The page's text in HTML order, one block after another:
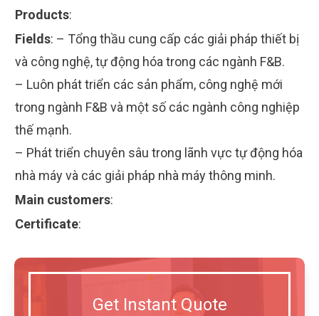
Products:
Fields: – Tổng thầu cung cấp các giải pháp thiết bị
và công nghệ, tự động hóa trong các ngành F&B.
– Luôn phát triển các sản phẩm, công nghệ mới
trong ngành F&B và một số các ngành công nghiệp
thế mạnh.
– Phát triển chuyên sâu trong lãnh vực tự động hóa
nhà máy và các giải pháp nhà máy thông minh.
Main customers:
Certificate:
Get Instant Quote